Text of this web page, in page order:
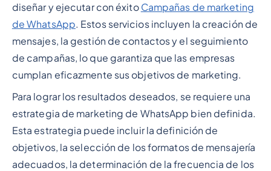
diseñar y ejecutar con éxito Campañas de marketing
de WhatsApp. Estos servicios incluyen la creación de
mensajes, la gestión de contactos y el seguimiento
de campañas, lo que garantiza que las empresas
cumplan eficazmente sus objetivos de marketing.
Para lograr los resultados deseados, se requiere una
estrategia de marketing de WhatsApp bien definida.
Esta estrategia puede incluir la definición de
objetivos, la selección de los formatos de mensajería
adecuados, la determinación de la frecuencia de los